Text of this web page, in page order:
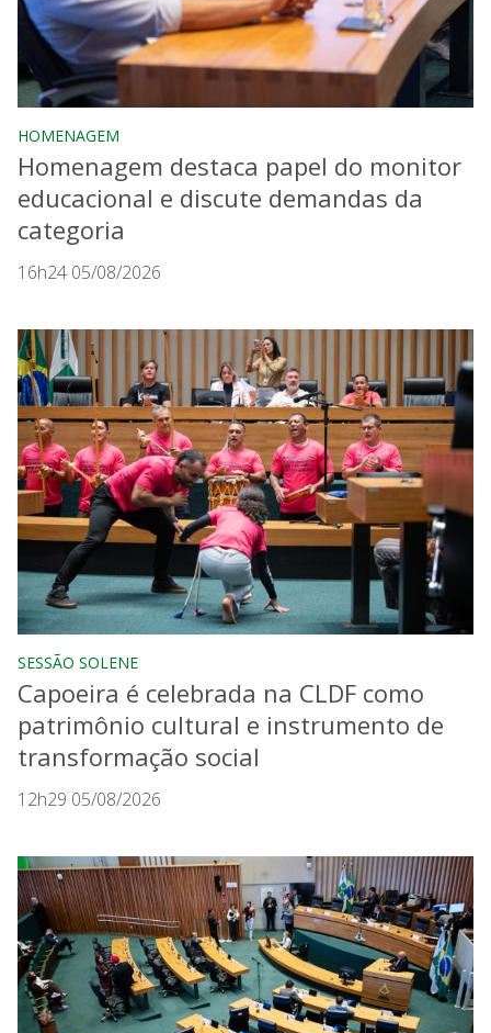
HOMENAGEM
Homenagem destaca papel do monitor
educacional e discute demandas da
categoria
16h24 05/08/2026
SESSÃO SOLENE
Capoeira é celebrada na CLDF como
patrimônio cultural e instrumento de
transformação social
12h29 05/08/2026